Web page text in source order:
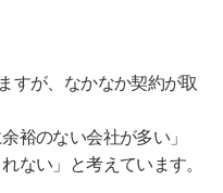
すが、なかなか契約が取
裕のない会社が多い」
ない」と考えています。